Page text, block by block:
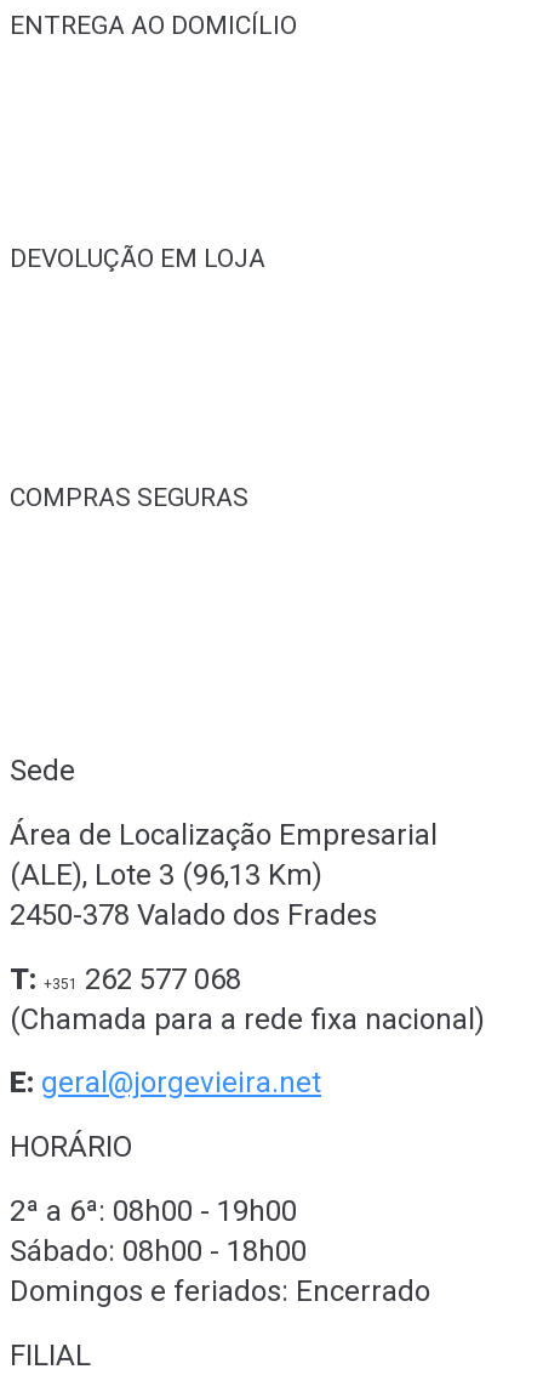
ENTREGA AO DOMICÍLIO
DEVOLUÇÃO EM LOJA
COMPRAS SEGURAS
Sede
Área de Localização Empresarial
(ALE), Lote 3 (96,13 Km)
2450-378 Valado dos Frades
T: +351
262 577 068
(Chamada para a rede fixa nacional)
E: geral@jorgevieira.net
HORÁRIO
2ª a 6ª: 08h00 - 19h00
Sábado: 08h00 - 18h00
Domingos e feriados: Encerrado
FILIAL